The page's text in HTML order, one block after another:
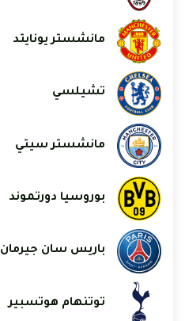
مانشستر يونايتد
تشيلسي
مانشستر سيتي
بوروسيا دورتموند
باريس سان جيرمان
توتنهام هوتسبير